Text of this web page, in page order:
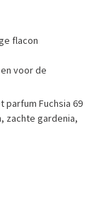
flacon
voor de
parfum Fuchsia 69
zachte gardenia,